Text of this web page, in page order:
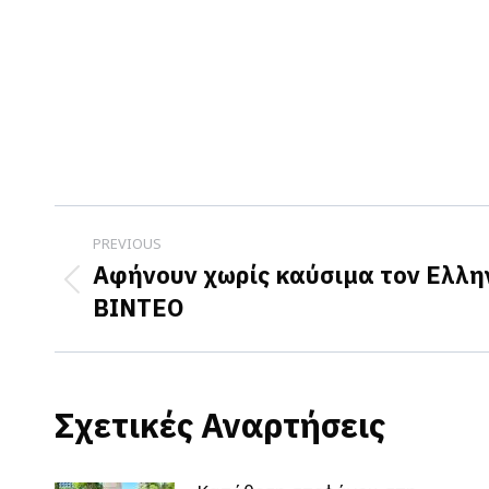
Post
navigation
PREVIOUS
Previous
post:
Αφήνουν χωρίς καύσιμα τον
ΒΙΝΤΕΟ
Σχετικές Αναρτήσεις